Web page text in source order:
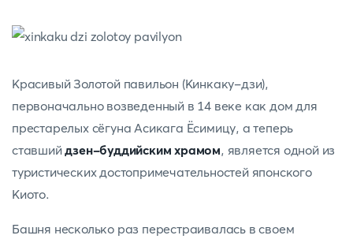
Красивый Золотой павильон (Кинкаку-дзи),
первоначально возведенный в 14 веке как дом для
престарелых сёгуна Асикага Ёсимицу, а теперь
ставшийдзен-буддийским храмом, является одной из
туристических достопримечательностей японского
Киото.
Башня несколько раз перестраивалась в своем